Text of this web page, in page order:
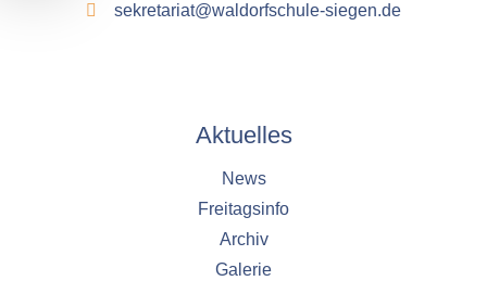
sekretariat@waldorfschule-siegen.de
Aktuelles
News
Freitagsinfo
Archiv
Galerie